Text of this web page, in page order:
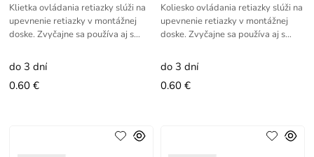
Klietka ovládania retiazky slúži na
upevnenie retiazky v montážnej
doske. Zvyčajne sa používa aj s
do 3 dní
0.60 €
Koliesko ovládania retiazky slúži na
upevnenie retiazky v montážnej
doske. Zvyčajne sa používa aj s
do 3 dní
0.60 €